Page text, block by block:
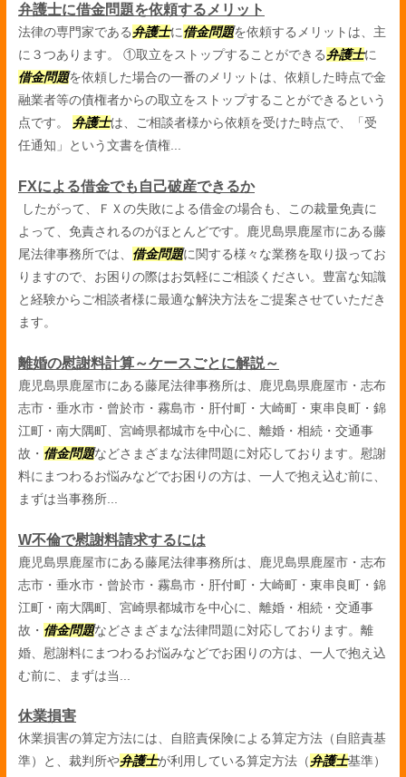
弁護士に借金問題を依頼するメリット
法律の専門家である弁護士に借金問題を依頼するメリットは、主
に３つあります。 ①取立をストップすることができる弁護士に
借金問題を依頼した場合の一番のメリットは、依頼した時点で金
融業者等の債権者からの取立をストップすることができるという
点です。 弁護士は、ご相談者様から依頼を受けた時点で、「受
任通知」という文書を債権...
FXによる借金でも自己破産できるか
したがって、ＦＸの失敗による借金の場合も、この裁量免責に
よって、免責されるのがほとんどです。鹿児島県鹿屋市にある藤
尾法律事務所では、 借金問題に関する様々な業務を取り扱ってお
りますので、お困りの際はお気軽にご相談ください。豊富な知識
と経験からご相談者様に最適な解決方法をご提案させていただき
ます。
離婚の慰謝料計算～ケースごとに解説～
鹿児島県鹿屋市にある藤尾法律事務所は、鹿児島県鹿屋市・志布
志市・垂水市・曾於市・霧島市・肝付町・大崎町・東串良町・錦
江町・南大隅町、宮崎県都城市を中心に、離婚・相続・交通事
故・ 借金問題などさまざまな法律問題に対応しております。慰謝
料にまつわるお悩みなどでお困りの方は、一人で抱え込む前に、
まずは当事務所...
W不倫で慰謝料請求するには
鹿児島県鹿屋市にある藤尾法律事務所は、鹿児島県鹿屋市・志布
志市・垂水市・曾於市・霧島市・肝付町・大崎町・東串良町・錦
江町・南大隅町、宮崎県都城市を中心に、離婚・相続・交通事
故・ 借金問題などさまざまな法律問題に対応しております。離
婚、慰謝料にまつわるお悩みなどでお困りの方は、一人で抱え込
む前に、まずは当...
休業損害
休業損害の算定方法には、自賠責保険による算定方法（自賠責基
準）と、裁判所や弁護士が利用している算定方法（弁護士基準）